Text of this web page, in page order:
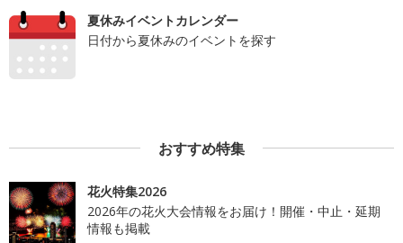
夏休みイベントカレンダー
日付から夏休みのイベントを探す
おすすめ特集
花火特集2026
2026年の花火大会情報をお届け！開催・中止・延期
情報も掲載